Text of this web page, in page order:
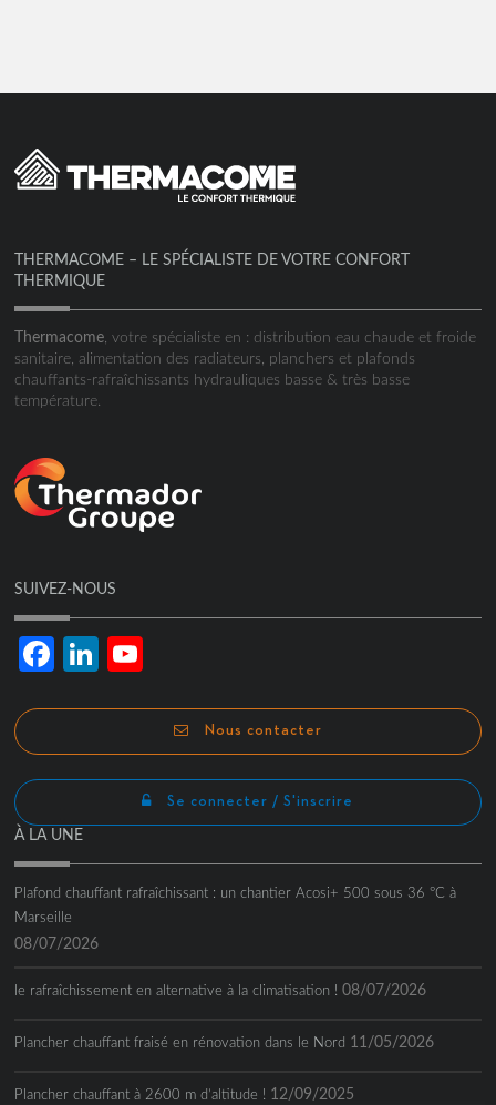
THERMACOME – LE SPÉCIALISTE DE VOTRE CONFORT
THERMIQUE
Thermacome , votre spécialiste en : distribution eau chaude et froide
sanitaire, alimentation des radiateurs, planchers et plafonds
chauffants-rafraîchissants hydrauliques basse & très basse
température.
SUIVEZ-NOUS
FacebookLinkedIn
Nous contacter
Se connecter / S'inscrire
À LA UNE
Plafond chauffant rafraîchissant : un chantier Acosi+ 500 sous 36 °C à
Marseille
08/07/2026
le rafraîchissement en alternative à la climatisation ! 08/07/2026
Plancher chauffant fraisé en rénovation dans le Nord 11/05/2026
Plancher chauffant à 2600 m d’altitude ! 12/09/2025